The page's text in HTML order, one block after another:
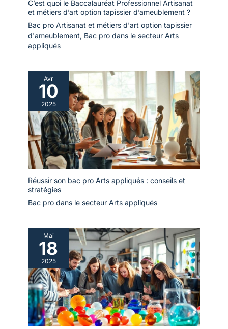
C’est quoi le Baccalauréat Professionnel Artisanat
et métiers d’art option tapissier d’ameublement ?
Bac pro Artisanat et métiers d'art option tapissier
d'ameublement, Bac pro dans le secteur Arts
appliqués
Avr
10
2025
Réussir son bac pro Arts appliqués : conseils et
stratégies
Bac pro dans le secteur Arts appliqués
Mai
18
2025